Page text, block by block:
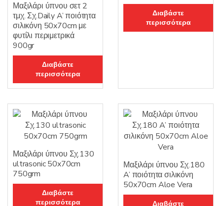
Μαξιλάρι ύπνου σετ 2
τμχ. Σχ.Daily A’ ποιότητα
σιλικόνη 50x70cm με
φυτίλι περιμετρικά
900gr
Διαβάστε
περισσότερα
Διαβάστε
περισσότερα
Μαξιλάρι ύπνου Σχ.130
ultrasonic 50x70cm
750grm
Διαβάστε
περισσότερα
Μαξιλάρι ύπνου Σχ.180
A’ ποιότητα σιλικόνη
50x70cm Aloe Vera
Διαβάστε